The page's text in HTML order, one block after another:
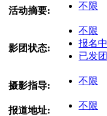
活动摘要: 不限
影团状态:
不限
报名中
已发团
摄影指导: 不限
报道地址: 不限